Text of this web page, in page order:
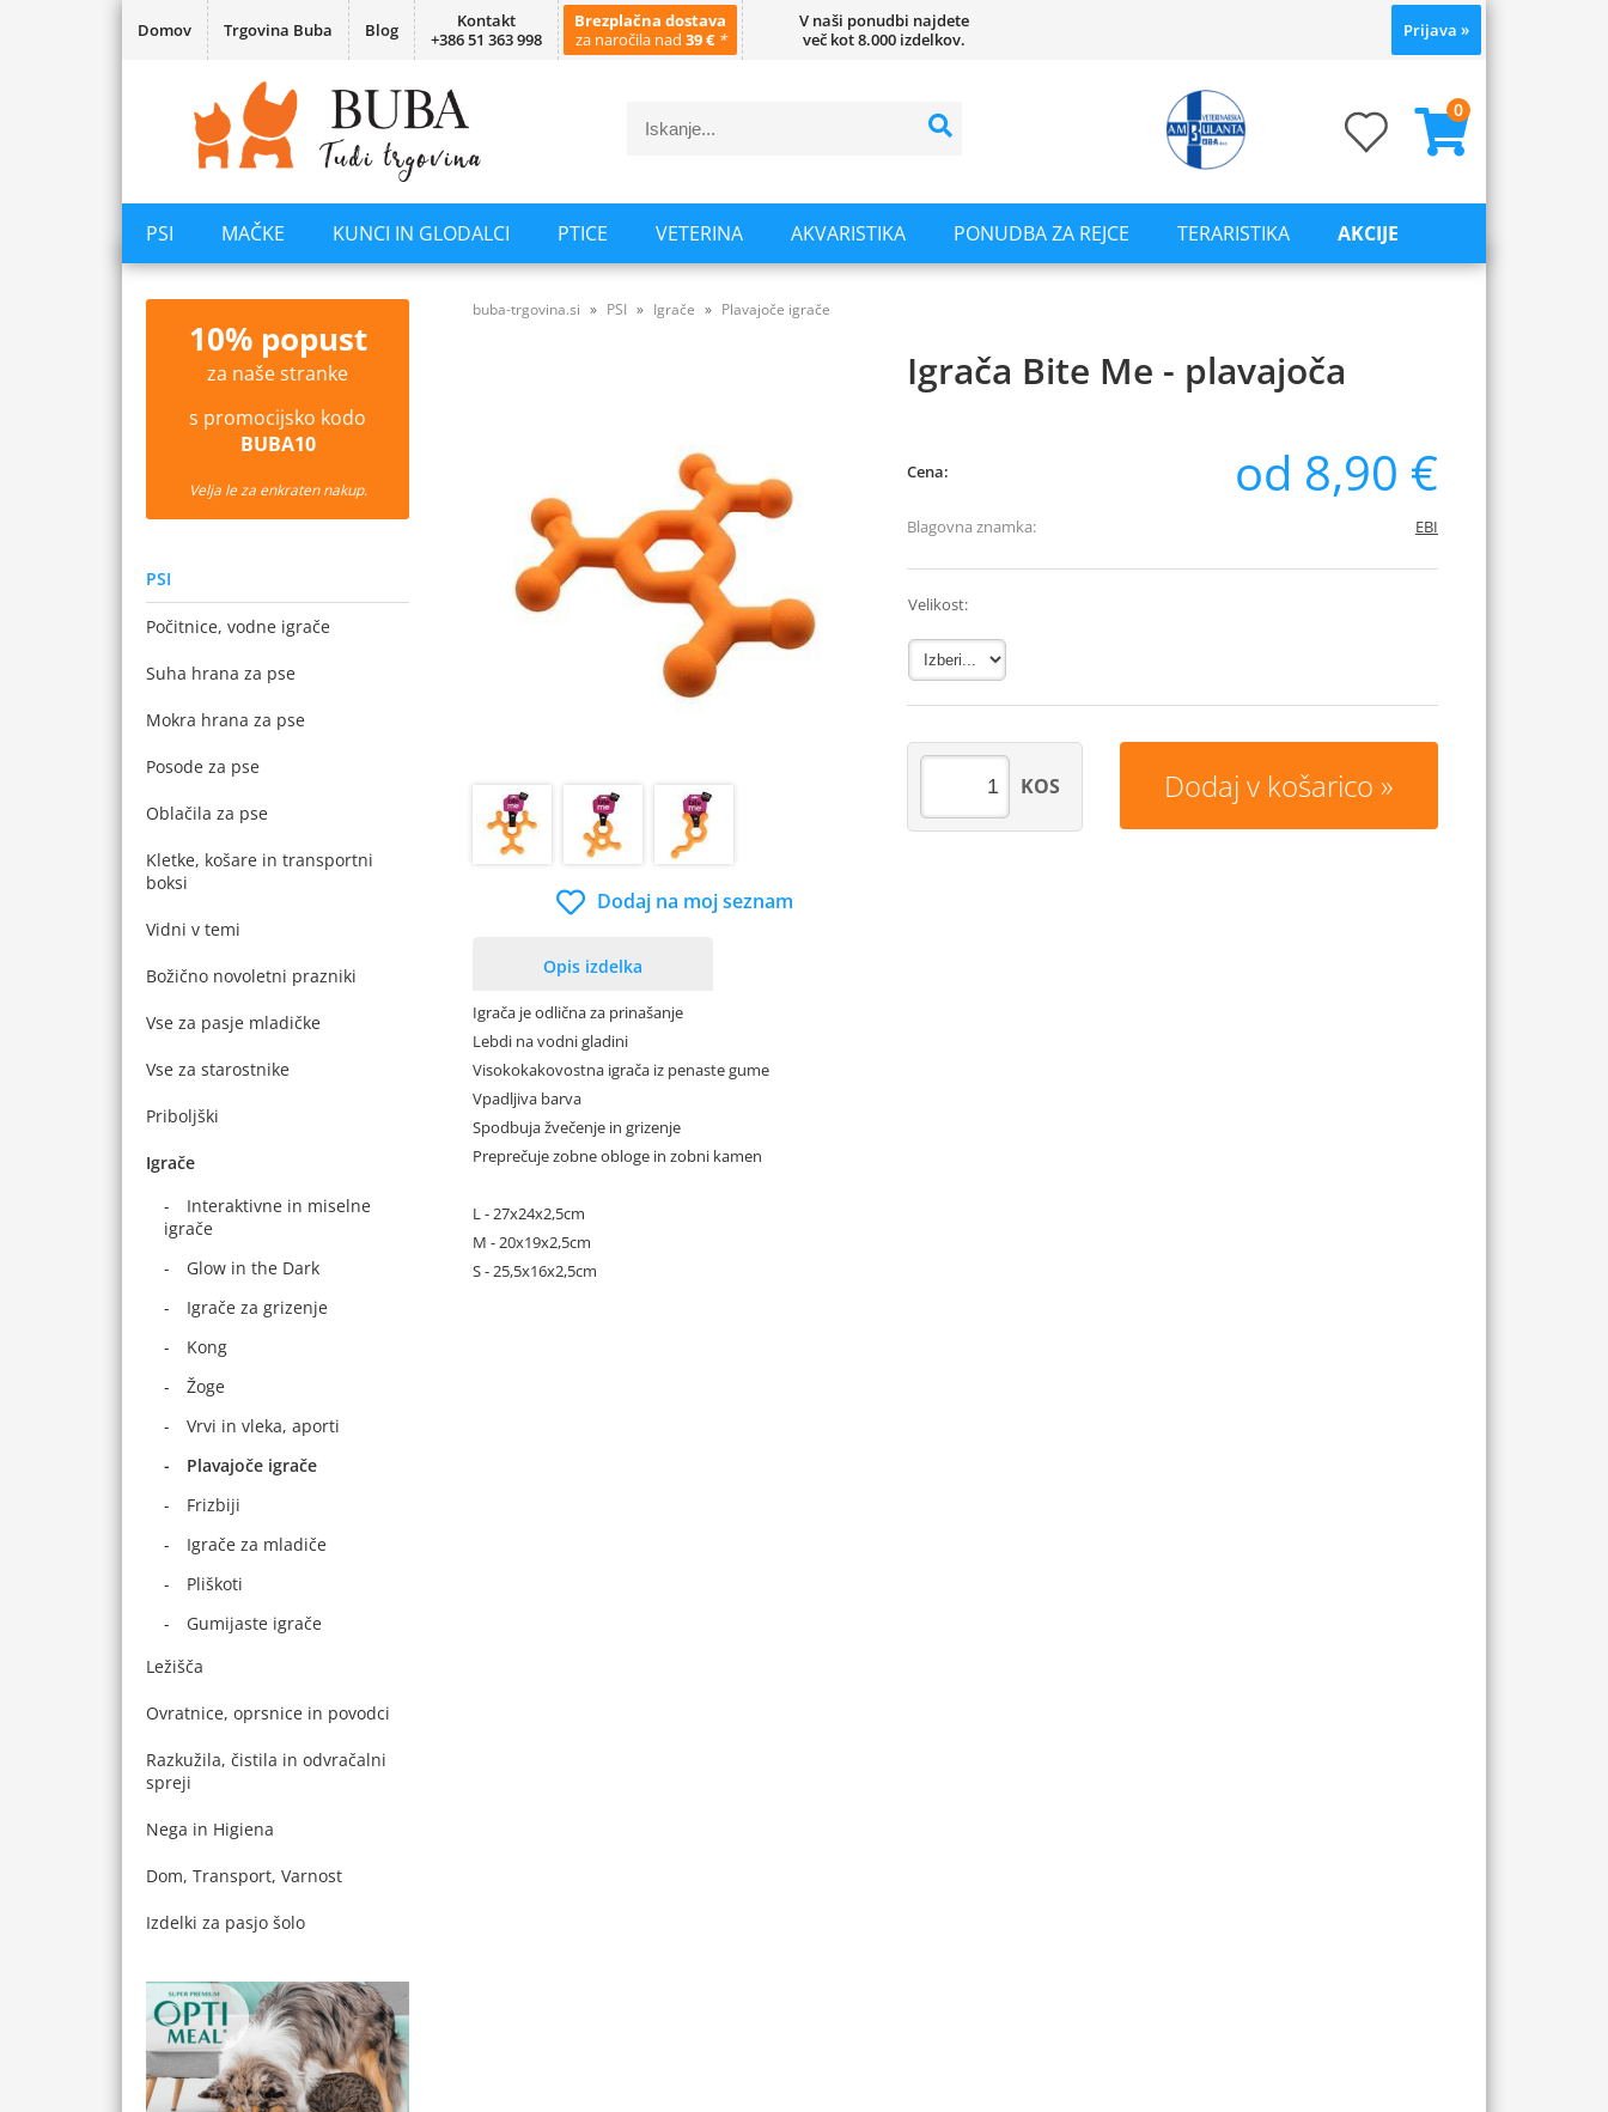
Domov Trgovina Buba Blog
Kontakt
+386 51 363 998
Brezplačna dostava
za naročila nad 39 € *
V naši ponudbi najdete
več kot 8.000 izdelkov.
Prijava »
0
PSI MAČKE KUNCI IN GLODALCI PTICE VETERINA AKVARISTIKA PONUDBA ZA REJCE TERARISTIKA AKCIJE
10% popust
za naše stranke
s promocijsko kodo
BUBA10
Velja le za enkraten nakup.
PSI
Počitnice, vodne igrače
Suha hrana za pse
Mokra hrana za pse
Posode za pse
Oblačila za pse
Kletke, košare in transportni
boksi
Vidni v temi
Božično novoletni prazniki
Vse za pasje mladičke
Vse za starostnike
Priboljški
Igrače
Interaktivne in miselne
igrače
Glow in the Dark
Igrače za grizenje
Kong
Žoge
Vrvi in vleka, aporti
Plavajoče igrače
Frizbiji
Igrače za mladiče
Pliškoti
Gumijaste igrače
Ležišča
Ovratnice, oprsnice in povodci
Razkužila, čistila in odvračalni
spreji
Nega in Higiena
Dom, Transport, Varnost
Izdelki za pasjo šolo
buba-trgovina.si PSI Igrače Plavajoče igrače
Igrača Bite Me - plavajoča
Dodaj na moj seznam
Cena: od 8,90 €
Blagovna znamka: EBI
Velikost:
Dodaj v košarico
KOS
Opis izdelka
Igrača je odlična za prinašanje
Lebdi na vodni gladini
Visokokakovostna igrača iz penaste gume
Vpadljiva barva
Spodbuja žvečenje in grizenje
Preprečuje zobne obloge in zobni kamen
L - 27x24x2,5cm
M - 20x19x2,5cm
S - 25,5x16x2,5cm